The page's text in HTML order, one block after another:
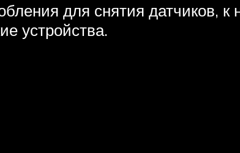
для снятия датчиков, к
устройства.